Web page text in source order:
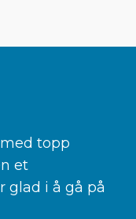
topp
et
glad i å gå på